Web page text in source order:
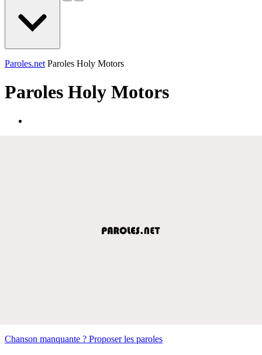
Paroles.net Paroles Holy Motors
Paroles Holy Motors
Chanson manquante ? Proposer les paroles